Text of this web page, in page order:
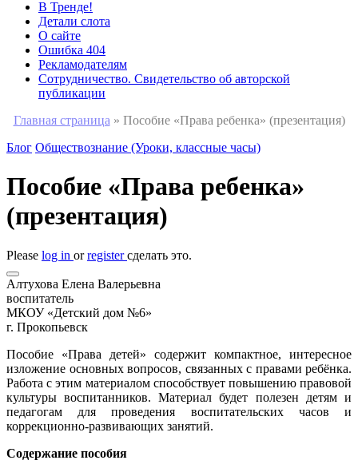
В Тренде!
Детали слота
О сайте
Ошибка 404
Рекламодателям
Сотрудничество. Свидетельство об авторской
публикации
Главная страница » Пособие «Права ребенка» (презентация)
Блог Обществознание (Уроки, классные часы)
Пособие «Права ребенка»
(презентация)
Please log in orregisterсделать это.
Алтухова Елена Валерьевна
воспитатель
МКОУ «Детский дом №6»
г. Прокопьевск
Пособие «Права детей» содержит компактное, интересное
изложение основных вопросов, связанных с правами ребёнка.
Работа с этим материалом способствует повышению правовой
культуры воспитанников. Материал будет полезен детям и
педагогам для проведения воспитательских часов и
коррекционно-развивающих занятий.
Содержание пособия